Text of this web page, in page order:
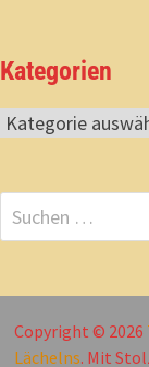
Kategorien
Kategorien
Suchen
nach:
Copyright © 2026
Lächelns. Mit